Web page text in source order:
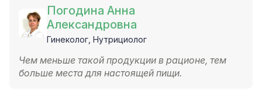
Погодина Анна
Александровна
Гинеколог, Нутрициолог
Чем меньше такой продукции в рационе, тем
больше места для настоящей пищи.